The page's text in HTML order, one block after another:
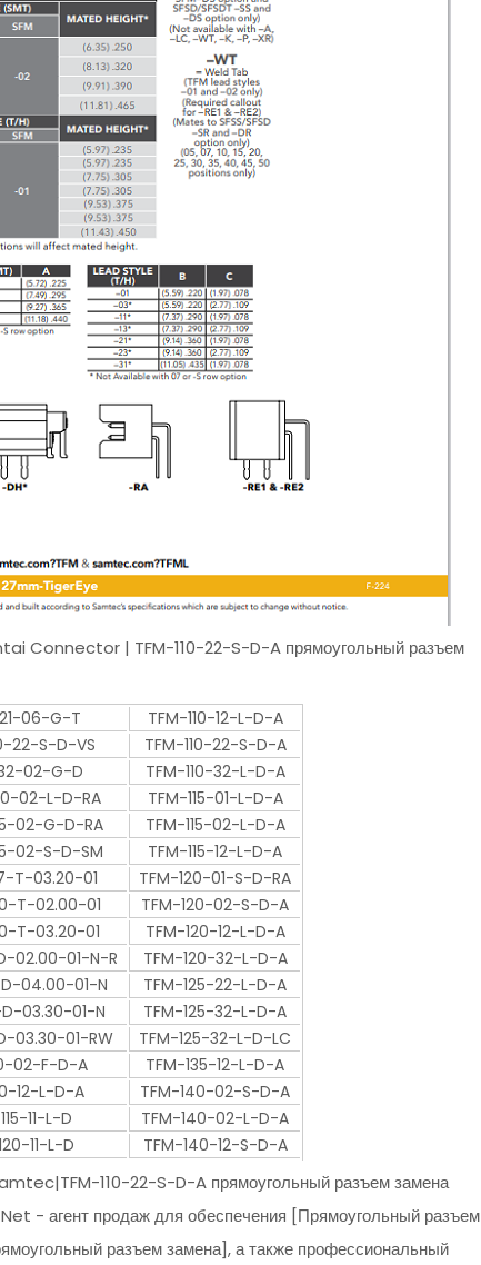
Connector | TFM-110-22-S-D-A прямоугольный разъем
06-G-T
TFM-110-12-L-D-A
22-S-D-VS
TFM-110-22-S-D-A
02-G-D
TFM-110-32-L-D-A
02-L-D-RA
TFM-115-01-L-D-A
02-G-D-RA
TFM-115-02-L-D-A
02-S-D-SM
TFM-115-12-L-D-A
T-03.20-01
TFM-120-01-S-D-RA
T-02.00-01
TFM-120-02-S-D-A
T-03.20-01
TFM-120-12-L-D-A
02.00-01-N-R
TFM-120-32-L-D-A
04.00-01-N
TFM-125-22-L-D-A
03.30-01-N
TFM-125-32-L-D-A
03.30-01-RW
TFM-125-32-L-D-LC
02-F-D-A
TFM-135-12-L-D-A
12-L-D-A
TFM-140-02-S-D-A
11-L-D
TFM-140-02-L-D-A
11-L-D TFM-140-12-S-D-A
110-22-S-D-A прямоугольный разъем замена
- агент продаж для обеспечения [Прямоугольный разъем
разъем замена], а также профессиональный